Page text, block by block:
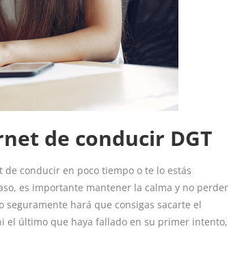
de conducir DGT
conducir en poco tiempo o te lo estás
es importante mantener la calma y no perder
hará que consigas sacarte el
el último que haya fallado en su primer intento,